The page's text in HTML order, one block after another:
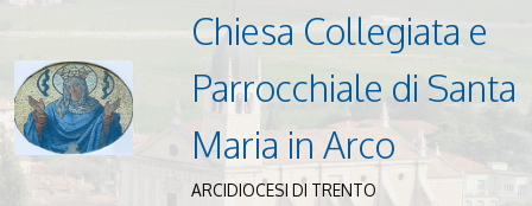
Chiesa Collegiata e
Parrocchiale di Santa
Maria in Arco
ARCIDIOCESI DI TRENTO